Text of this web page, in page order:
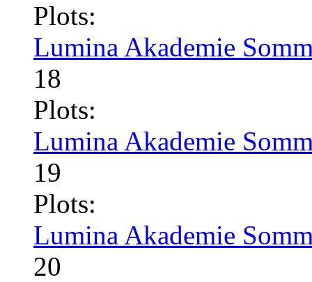
Plots:
Lumina Akademie
18
Plots:
Lumina Akademie
19
Plots:
Lumina Akademie
20